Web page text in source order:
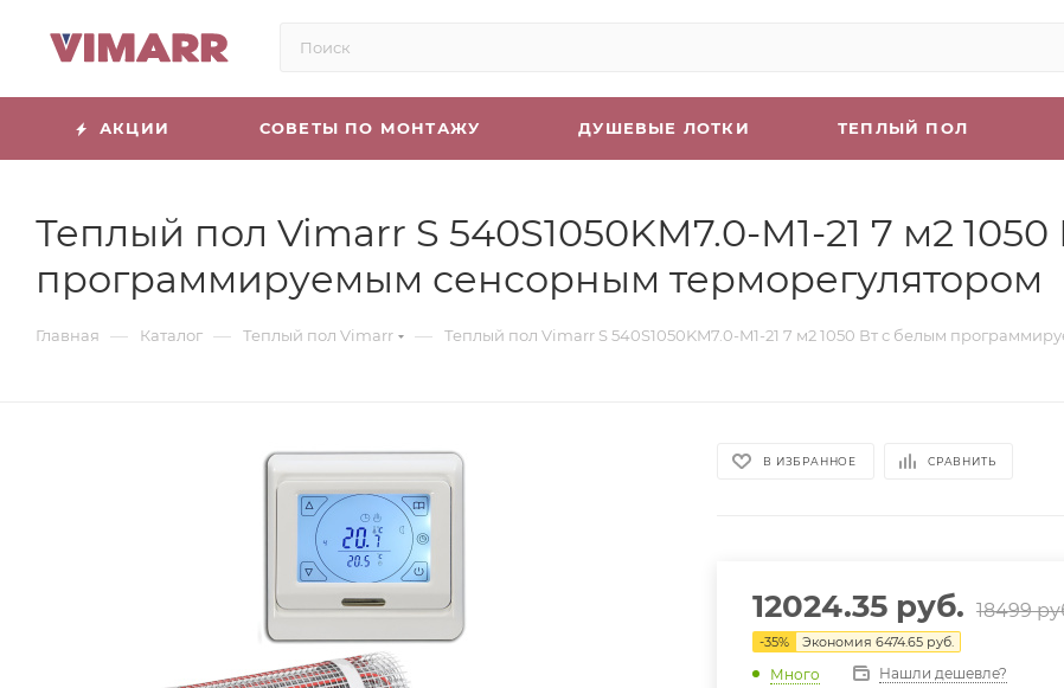
АКЦИИ СОВЕТЫ ПО МОНТАЖУ ДУШЕВЫЕ ЛОТКИ ТЕПЛЫЙ ПОЛ
Теплый пол Vimarr S 540S1050KM7.0-M1-21 7 м2
программируемым сенсорным терморегулятором
Главная — Каталог — Теплый пол Vimarr — Теплый пол Vimarr S 540S1050KM7.0-M1-21 7 м2 1050 Вт с белым
В ИЗБРАННОЕ СРАВНИТЬ
12024.35 руб. 18499
-35% Экономия6474.65 руб.
Много Нашли дешевле?